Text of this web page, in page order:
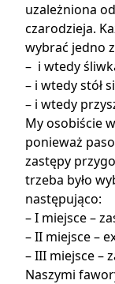
uzależniona
czarodzieja.
wybrać jedno
– i wtedy
– i wtedy stół
– i wtedy
My osobiście
ponieważ
zastępy
trzeba było
następująco:
– I miejsce –
– II miejsce –
– III miejsce –
Naszymi